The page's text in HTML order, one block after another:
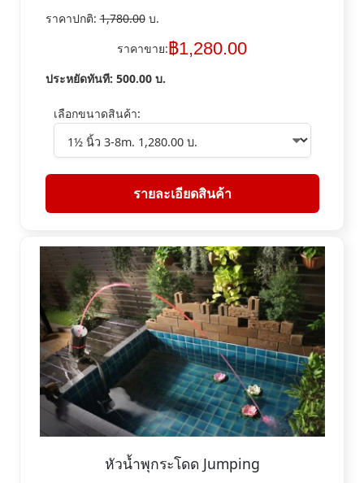
ราคาปกติ:1,780.00บ.
ราคาขาย:฿1,280.00
ประหยัดทันที: 500.00บ.
เลือกขนาดสินค้า:
รายละเอียดสินค้า
หัวน้ำพุกระโดด Jumping